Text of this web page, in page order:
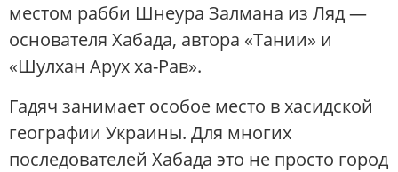
местом рабби Шнеура Залмана из Ляд —
основателя Хабада, автора «Тании» и
«Шулхан Арух ха-Рав».
Гадяч занимает особое место в хасидской
географии Украины. Для многих
последователей Хабада это не просто город